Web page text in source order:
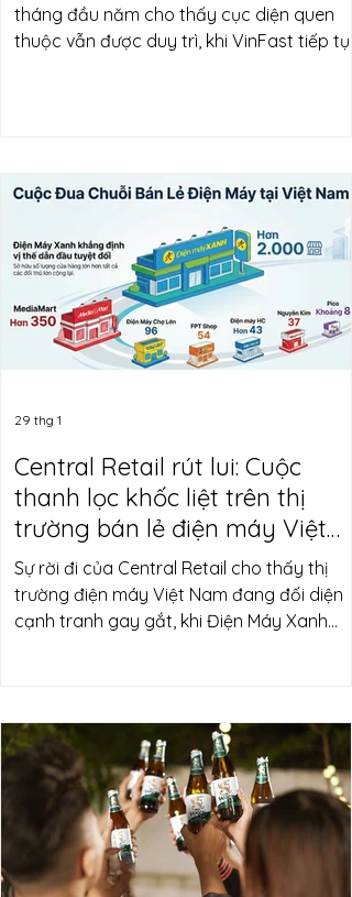
tháng đầu năm cho thấy cục diện quen
thuộc vẫn được duy trì, khi VinFast tiếp tục
tháng 2/2026, VinFast đạt doanh số 9.903
xe, chiếm 30,7% thị phần toàn thị trường.
Dù giảm 20,8% so với cùng kỳ năm trước,
mức sụt giảm này không làm ảnh hư
Central Retail rút lui: Cuộc
thanh lọc khốc liệt trên thị
trường bán lẻ điện máy Việt
Nam
Sự rời đi của Central Retail cho thấy thị
trường điện máy Việt Nam đang đối diện
cạnh tranh gay gắt, khi Điện Máy Xanh
(Thái Lan) chuyển nhượng toàn bộ khoản
đầu tư tại Công ty Cổ phần Đầu tư Phát
triển Công nghệ và Giải pháp Mới NKT -
pháp nhân sở hữu chuỗi điện máy Nguyễn
Kim - cho PICO Holdings. Đây không chỉ là
một thương vụ mua bán - sáp nhập thông
thư
29 thg 1